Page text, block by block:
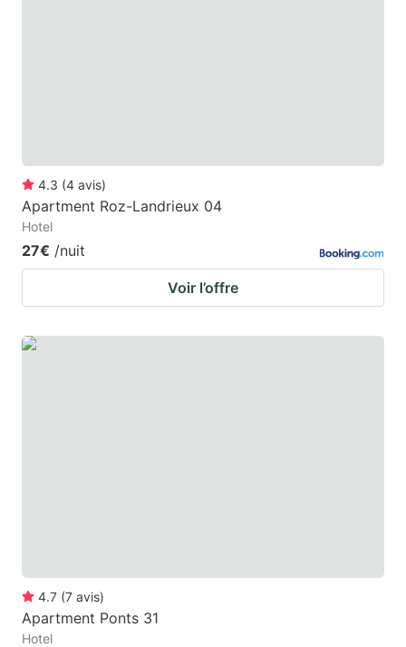
4.3 (4 avis)
Apartment Roz-Landrieux 04
Hotel
27€ /nuit
Voir l’offre
4.7 (7 avis)
Apartment Ponts 31
Hotel